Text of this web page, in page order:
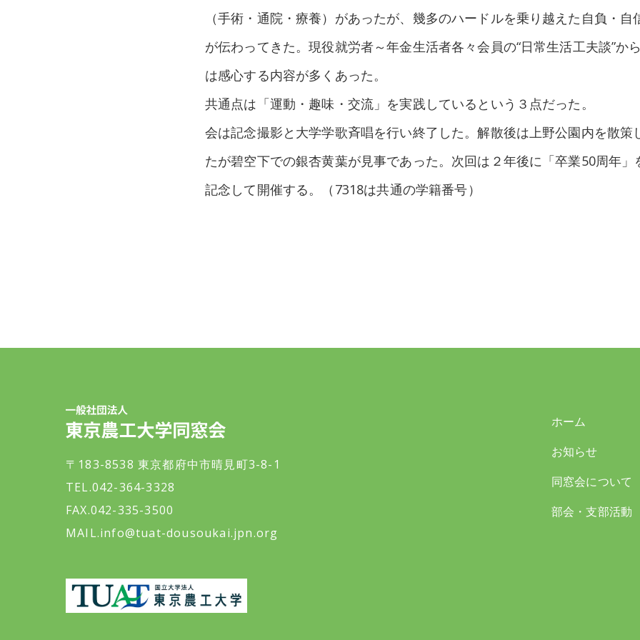
（手術・通院・療養）があったが、幾多のハードルを乗り越えた自負・自
が伝わってきた。現役就労者～年金生活者各々会員の“日常生活工夫談”から
は感心する内容が多くあった。
共通点は「運動・趣味・交流」を実践しているという３点だった。
会は記念撮影と大学学歌斉唱を行い終了した。解散後は上野公園内を散策
たが碧空下での銀杏黄葉が見事であった。次回は２年後に「卒業50周年」
記念して開催する。（7318は共通の学籍番号）
ホーム
お知らせ
同窓会について
部会・支部活動
〒183-8538 東京都府中市晴見町3-8-1
TEL.042-364-3328
FAX.042-335-3500
MAIL.info@tuat-dousoukai.jpn.org